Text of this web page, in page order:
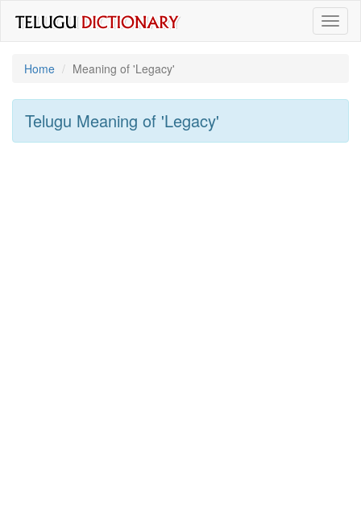
Home
Meaning of 'legacy'
Telugu Meaning of 'legacy'